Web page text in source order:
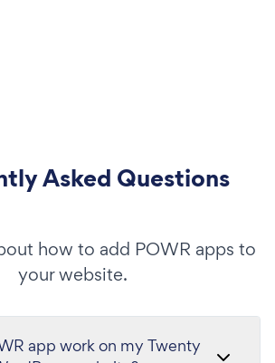
Asked Questions
how to add POWR apps to
your website.
app work on my Twenty